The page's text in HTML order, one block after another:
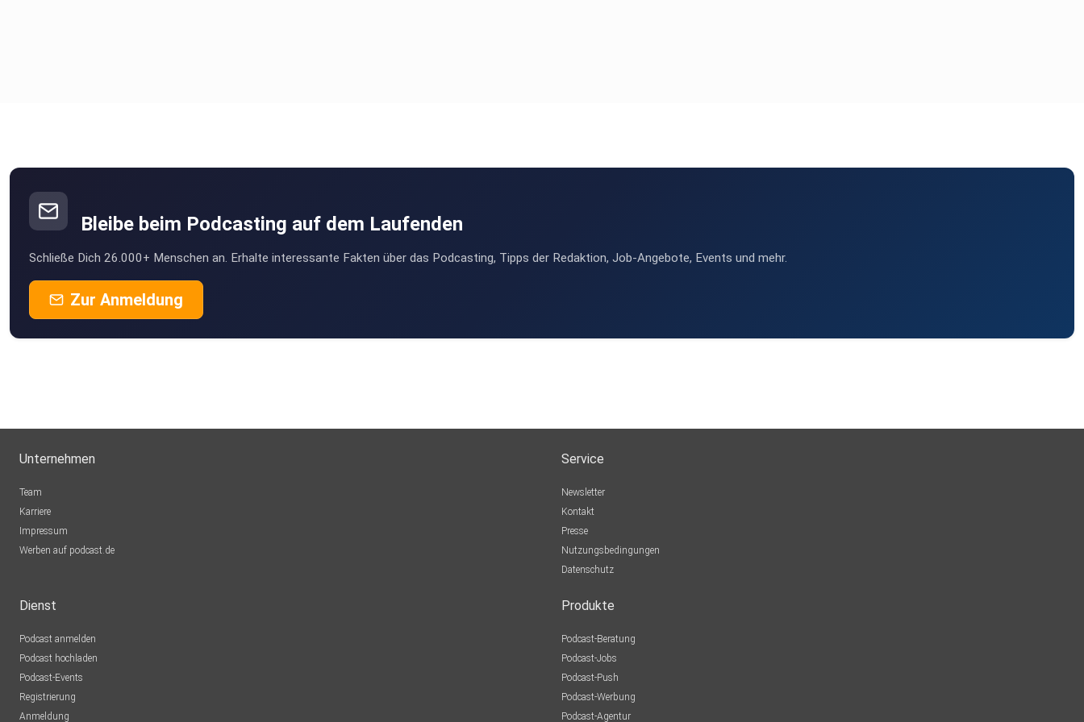
Vergiss nicht, den Kanal zu abonnieren und die Glocke zu
aktivieren, damit Du keine Folge verpasst!
Bleibe beim Podcasting auf dem Laufenden
Schließe Dich 26.000+ Menschen an. Erhalte interessante Fakten über das Podcasting, Tipps der Redaktion, Job-Angebote, Events und mehr.
Zur Anmeldung
Unternehmen
Team
Karriere
Impressum
Werben auf podcast.de
Service
Newsletter
Kontakt
Presse
Nutzungsbedingungen
Datenschutz
Dienst
Podcast anmelden
Podcast hochladen
Podcast-Events
Registrierung
Anmeldung
Produkte
Podcast-Beratung
Podcast-Jobs
Podcast-Push
Podcast-Werbung
Podcast-Agentur